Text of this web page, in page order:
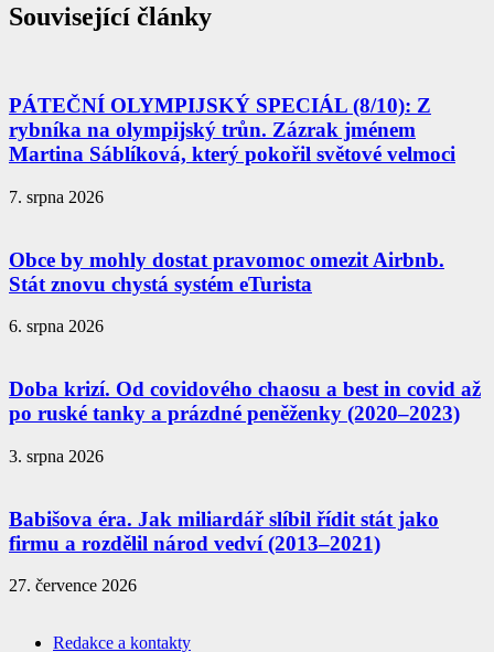
Související články
PÁTEČNÍ OLYMPIJSKÝ SPECIÁL (8/10): Z
rybníka na olympijský trůn. Zázrak jménem
Martina Sáblíková, který pokořil světové velmoci
7. srpna 2026
Obce by mohly dostat pravomoc omezit Airbnb.
Stát znovu chystá systém eTurista
6. srpna 2026
Doba krizí. Od covidového chaosu a best in covid až
po ruské tanky a prázdné peněženky (2020–2023)
3. srpna 2026
Babišova éra. Jak miliardář slíbil řídit stát jako
firmu a rozdělil národ vedví (2013–2021)
27. července 2026
Redakce a kontakty